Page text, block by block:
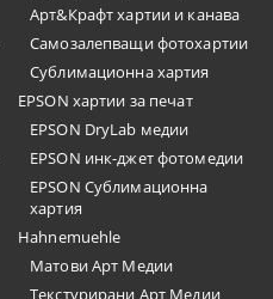
Арт&Крафт хартии и канава
Самозалепващи фотохартии
Сублимационна хартия
EPSON хартии за печат
EPSON DryLab медии
EPSON инк-джет фотомедии
EPSON Сублимационна
хартия
Hahnemuehle
Матови Арт Медии
Текстурирани Арт Медии